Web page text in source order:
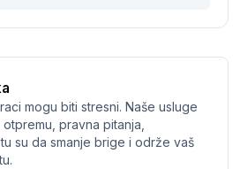
mogu biti stresni. Naše usluge
pravna pitanja,
su da smanje brige i održe vaš